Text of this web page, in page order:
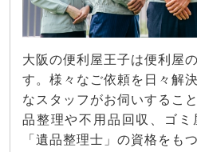
大阪の便利屋王子は便利屋
す。様々なご依頼を日々解
なスタッフがお伺いするこ
品整理や不用品回収、ゴ
「遺品整理士」の資格をも